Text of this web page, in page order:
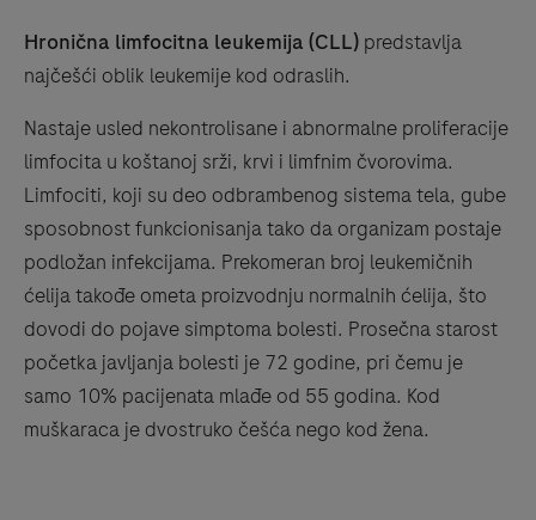
Hronična limfocitna leukemija (CLL) predstavlja
najčešći oblik leukemije kod odraslih.
Nastaje usled nekontrolisane i abnormalne proliferacije
limfocita u koštanoj srži, krvi i limfnim čvorovima.
Limfociti, koji su deo odbrambenog sistema tela, gube
sposobnost funkcionisanja tako da organizam postaje
podložan infekcijama. Prekomeran broj leukemičnih
ćelija takođe ometa proizvodnju normalnih ćelija, što
dovodi do pojave simptoma bolesti. Prosečna starost
početka javljanja bolesti je 72 godine, pri čemu je
samo 10% pacijenata mlađe od 55 godina. Kod
muškaraca je dvostruko češća nego kod žena.